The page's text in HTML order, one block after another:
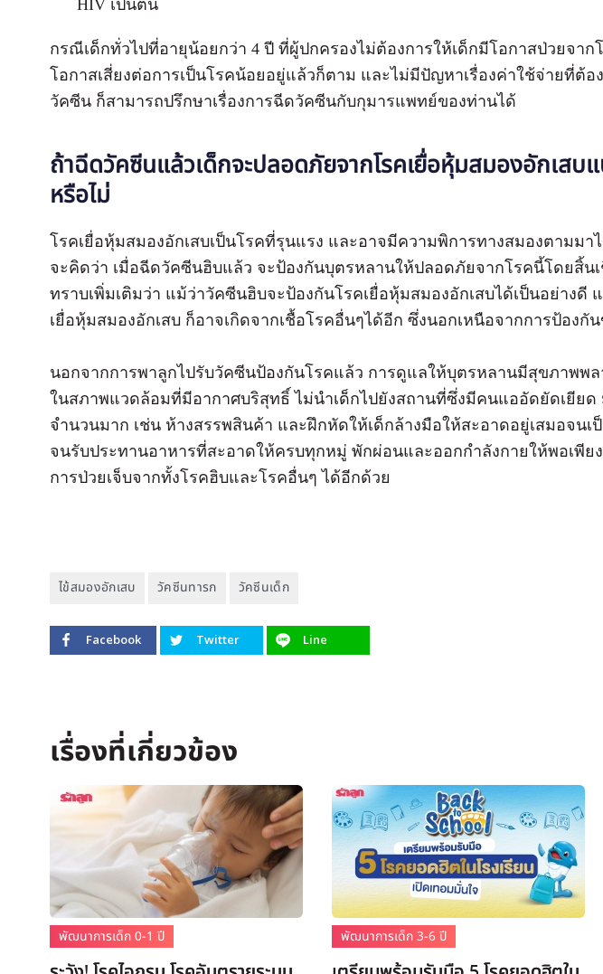
HIV เป็นต้น
กรณีเด็กทั่วไปที่อายุน้อยกว่า 4 ปี ที่ผู้ปกครองไม่ต้องการให้เด็กมีโอกาสป่วยจาก
โอกาสเสี่ยงต่อการเป็นโรคน้อยอยู่แล้วก็ตาม และไม่มีปัญหาเรื่องค่าใช้จ่ายที่ต้อ
วัคซีน ก็สามารถปรึกษาเรื่องการฉีดวัคซีนกับกุมารแพทย์ของท่านได้
ถ้าฉีดวัคซีนแล้วเด็กจะปลอดภัยจากโรคเยื่อหุ้มสมองอักเสบ
หรือไม่
โรคเยื่อหุ้มสมองอักเสบเป็นโรคที่รุนแรง และอาจมีความพิการทางสมองตามมา
จะคิดว่า เมื่อฉีดวัคซีนฮิบแล้ว จะป้องกันบุตรหลานให้ปลอดภัยจากโรคนี้โดยสิ้น
ทราบเพิ่มเติมว่า แม้ว่าวัคซีนฮิบจะป้องกันโรคเยื่อหุ้มสมองอักเสบได้เป็นอย่างดี
เยื่อหุ้มสมองอักเสบ ก็อาจเกิดจากเชื้อโรคอื่นๆได้อีก ซึ่งนอกเหนือจากการป้องกั
นอกจากการพาลูกไปรับวัคซีนป้องกันโรคแล้ว การดูแลให้บุตรหลานมีสุขภาพพ
ในสภาพแวดล้อมที่มีอากาศบริสุทธิ์ ไม่นำเด็กไปยังสถานที่ซึ่งมีคนแออัดยัดเยียด
จำนวนมาก เช่น ห้างสรรพสินค้า และฝึกหัดให้เด็กล้างมือให้สะอาดอยู่เสมอจนเ
จนรับประทานอาหารที่สะอาดให้ครบทุกหมู่ พักผ่อนและออกกำลังกายให้พอเพีย
การป่วยเจ็บจากทั้งโรคฮิบและโรคอื่นๆ ได้อีกด้วย
ไข้สมองอักเสบ วัคซีนทารก วัคซีนเด็ก
Facebook Twitter Line
พัฒนาการเด็ก 0-1 ปี พัฒนาการเด็ก 3-6 ปี